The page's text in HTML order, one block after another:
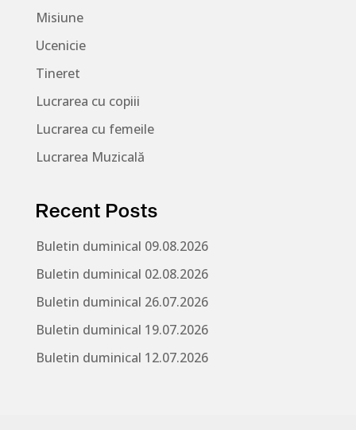
Misiune
Ucenicie
Tineret
Lucrarea cu copiii
Lucrarea cu femeile
Lucrarea Muzicală
Recent Posts
Buletin duminical 09.08.2026
Buletin duminical 02.08.2026
Buletin duminical 26.07.2026
Buletin duminical 19.07.2026
Buletin duminical 12.07.2026